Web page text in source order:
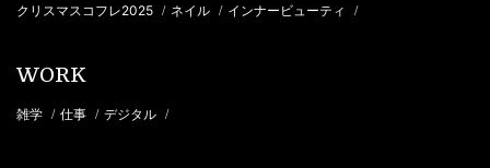
クリスマスコフレ2025 / ネイル / インナービューティ /
WORK
雑学 / 仕事 / デジタル /